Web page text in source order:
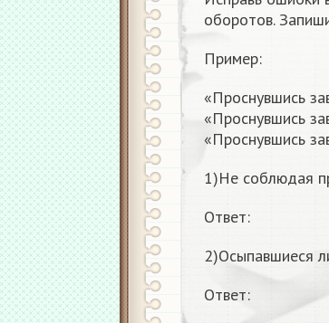
оборотов.
Пример:
«Проснувшись
«Проснувшись
«Проснувшись
1)Не соблюдая
Ответ:
2)Осыпавшиеся
Ответ: